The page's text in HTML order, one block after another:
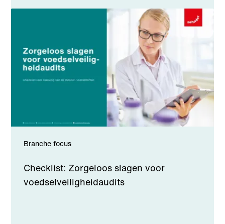
Branche focus
Checklist: Zorgeloos slagen voor
voedselveiligheidaudits